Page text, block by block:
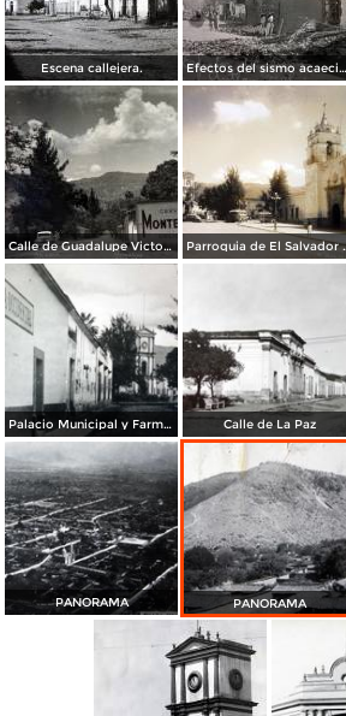
Escena callejera. Efectos del sismo acaecido el dia 4 de Abril de 1921
Calle de Guadalupe Victoria Autlán, Jalisco. Parroquia
Palacio Municipal y Farmacia Occidental Autlán Jalisco Calle de La Paz
PANORAMA PANORAMA